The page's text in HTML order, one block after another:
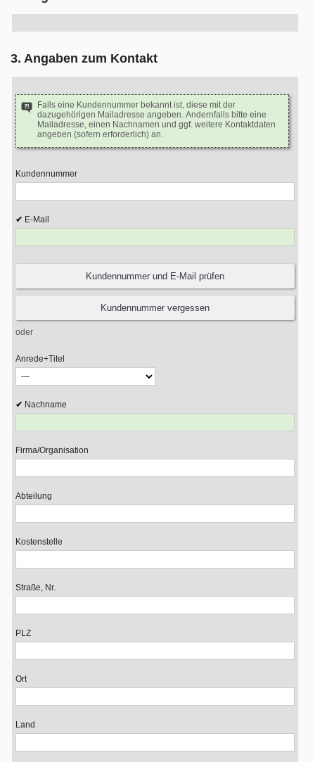
3. Angaben zum Kontakt
Falls eine Kundennummer bekannt ist, diese mit der
dazugehörigen Mailadresse angeben. Andernfalls bitte eine
Mailadresse, einen Nachnamen und ggf. weitere Kontaktdaten
angeben (sofern erforderlich) an.
Kundennummer
E-Mail
oder
Anrede+Titel
Nachname
Firma/Organisation
Abteilung
Kostenstelle
Straße, Nr.
PLZ
Ort
Land